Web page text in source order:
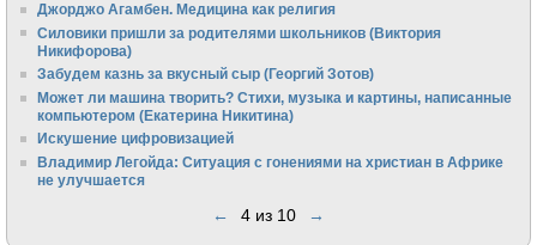
Джорджо Агамбен. Медицина как религия
Силовики пришли за родителями школьников (Виктория
Никифорова)
Забудем казнь за вкусный сыр (Георгий Зотов)
Может ли машина творить? Стихи, музыка и картины, написанные
компьютером (Екатерина Никитина)
Искушение цифровизацией
Владимир Легойда: Ситуация с гонениями на христиан в Африке
не улучшается
← 4 из 10 →